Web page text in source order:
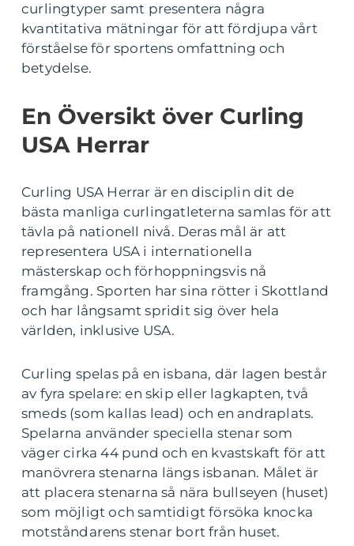
curlingtyper samt presentera några
kvantitativa mätningar för att fördjupa vårt
förståelse för sportens omfattning och
betydelse.
En Översikt över Curling
USA Herrar
Curling USA Herrar är en disciplin dit de
bästa manliga curlingatleterna samlas för att
tävla på nationell nivå. Deras mål är att
representera USA i internationella
mästerskap och förhoppningsvis nå
framgång. Sporten har sina rötter i Skottland
och har långsamt spridit sig över hela
världen, inklusive USA.
Curling spelas på en isbana, där lagen består
av fyra spelare: en skip eller lagkapten, två
smeds (som kallas lead) och en andraplats.
Spelarna använder speciella stenar som
väger cirka 44 pund och en kvastskaft för att
manövrera stenarna längs isbanan. Målet är
att placera stenarna så nära bullseyen (huset)
som möjligt och samtidigt försöka knocka
motståndarens stenar bort från huset.